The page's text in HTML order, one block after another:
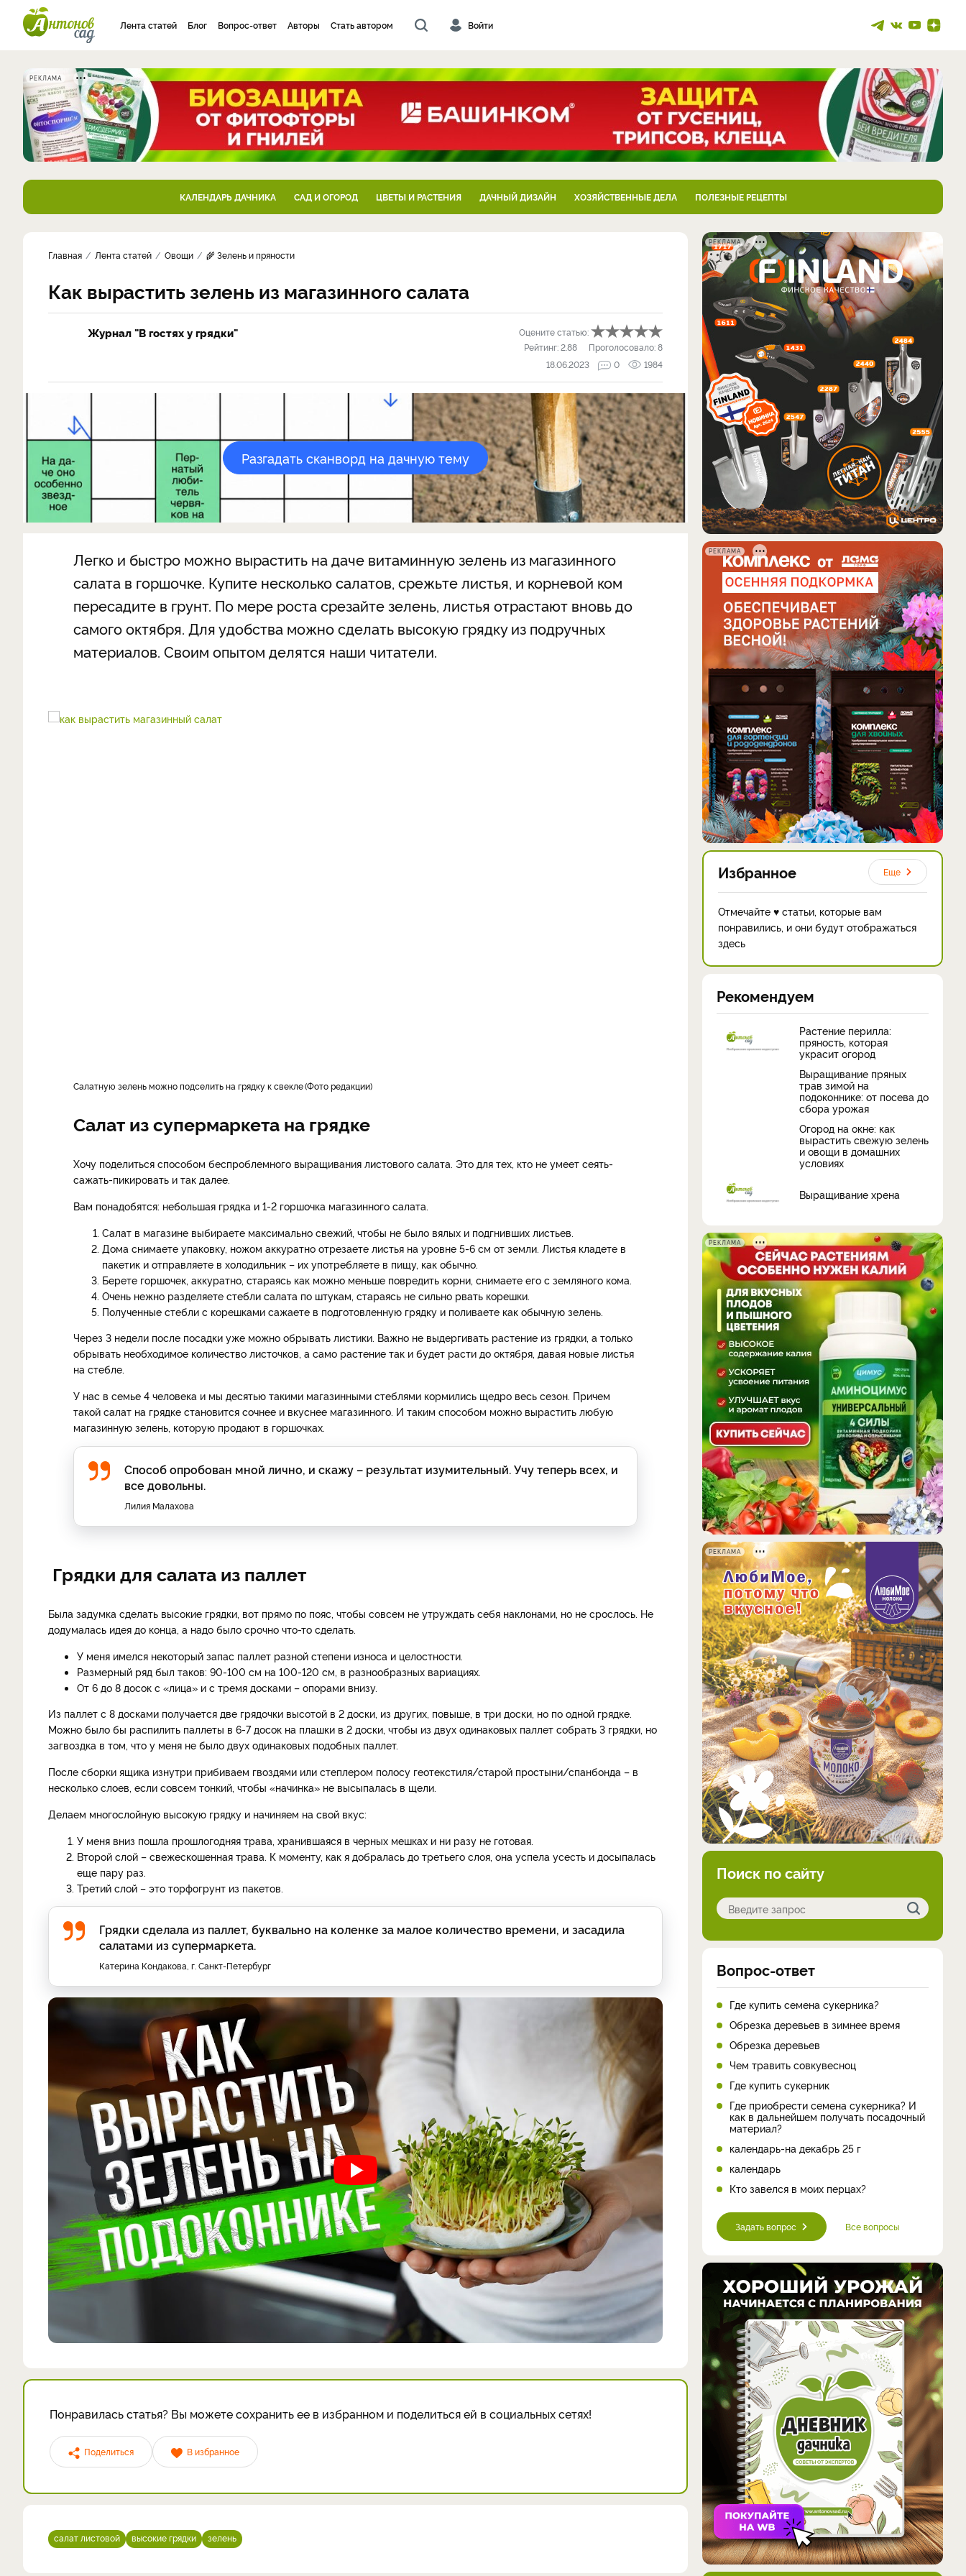
Лента статей Блог Вопрос-ответ Авторы Стать автором Войти
РЕКЛАМА
КАЛЕНДАРЬ ДАЧНИКА САД И ОГОРОД ЦВЕТЫ И РАСТЕНИЯ ДАЧНЫЙ ДИЗАЙН ХОЗЯЙСТВЕННЫЕ ДЕЛА ПОЛЕЗНЫЕ РЕЦЕПТЫ
Главная Лента статей Овощи 🌾 Зелень и пряности
Как вырастить зелень из магазинного салата
Журнал "В гостях у грядки"
Оцените статью:
Рейтинг:2.88 Проголосовало:8
18.06.2023
0 1984
Разгадать сканворд на дачную тему
Легко и быстро можно вырастить на даче витаминную зелень из магазинного
салата в горшочке. Купите несколько салатов, срежьте листья, и корневой ком
пересадите в грунт. По мере роста срезайте зелень, листья отрастают вновь до
самого октября. Для удобства можно сделать высокую грядку из подручных
материалов. Своим опытом делятся наши читатели.
Салатную зелень можно подселить на грядку к свекле Фото редакции
Салат из супермаркета на грядке
Хочу поделиться способом беспроблемного выращивания листового салата. Это для тех, кто не умеет сеять-
сажать-пикировать и так далее.
Вам понадобятся: небольшая грядка и 1-2 горшочка магазинного салата.
Салат в магазине выбираете максимально свежий, чтобы не было вялых и подгнивших листьев.
Дома снимаете упаковку, ножом аккуратно отрезаете листья на уровне 5-6 см от земли. Листья кладете в
пакетик и отправляете в холодильник – их употребляете в пищу, как обычно.
Берете горшочек, аккуратно, стараясь как можно меньше повредить корни, снимаете его с земляного кома.
Очень нежно разделяете стебли салата по штукам, стараясь не сильно рвать корешки.
Полученные стебли с корешками сажаете в подготовленную грядку и поливаете как обычную зелень.
Через 3 недели после посадки уже можно обрывать листики. Важно не выдергивать растение из грядки, а только
обрывать необходимое количество листочков, а само растение так и будет расти до октября, давая новые листья
на стебле.
У нас в семье 4 человека и мы десятью такими магазинными стеблями кормились щедро весь сезон. Причем
такой салат на грядке становится сочнее и вкуснее магазинного. И таким способом можно вырастить любую
магазинную зелень, которую продают в горшочках.
Способ опробован мной лично, и скажу – результат изумительный. Учу теперь всех, и
все довольны.
Лилия Малахова
Грядки для салата из паллет
Была задумка сделать высокие грядки, вот прямо по пояс, чтобы совсем не утруждать себя наклонами, но не срослось. Не
додумалась идея до конца, а надо было срочно что-то сделать.
У меня имелся некоторый запас паллет разной степени износа и целостности.
Размерный ряд был таков: 90-100 см на 100-120 см, в разнообразных вариациях.
От 6 до 8 досок с «лица» и с тремя досками – опорами внизу.
Из паллет с 8 досками получается две грядочки высотой в 2 доски, из других, повыше, в три доски, но по одной грядке.
Можно было бы распилить паллеты в 6-7 досок на плашки в 2 доски, чтобы из двух одинаковых паллет собрать 3 грядки, но
загвоздка в том, что у меня не было двух одинаковых подобных паллет.
После сборки ящика изнутри прибиваем гвоздями или степлером полосу геотекстиля/старой простыни/спанбонда – в
несколько слоев, если совсем тонкий, чтобы «начинка» не высыпалась в щели.
Делаем многослойную высокую грядку и начиняем на свой вкус:
У меня вниз пошла прошлогодняя трава, хранившаяся в черных мешках и ни разу не готовая.
Второй слой – свежескошенная трава. К моменту, как я добралась до третьего слоя, она успела усесть и досыпалась
еще пару раз.
Третий слой – это торфогрунт из пакетов.
Грядки сделала из паллет, буквально на коленке за малое количество времени, и засадила
салатами из супермаркета.
Катерина Кондакова, г. Санкт-Петербург
Понравилась статья? Вы можете сохранить ее в избранном и поделиться ей в социальных сетях!
Поделиться В избранное
салат листовой высокие грядки зелень
РЕКЛАМА
РЕКЛАМА
Избранное Еще
Отмечайте ♥ статьи, которые вам
понравились, и они будут отображаться
здесь
Рекомендуем
Растение перилла:
пряность, которая
украсит огород
Выращивание пряных
трав зимой на
подоконнике: от посева до
сбора урожая
Огород на окне: как
вырастить свежую зелень
и овощи в домашних
условиях
Выращивание хрена
РЕКЛАМА
РЕКЛАМА
Поиск по сайту
Вопрос-ответ
Где купить семена сукерника?
Обрезка деревьев в зимнее время
Обрезка деревьев
Чем травить совкувесноц
Где купить сукерник
Где приобрести семена сукерника? И
как в дальнейшем получать посадочный
материал?
календарь-на декабрь 25 г
календарь
Кто завелся в моих перцах?
Задать вопрос Все вопросы